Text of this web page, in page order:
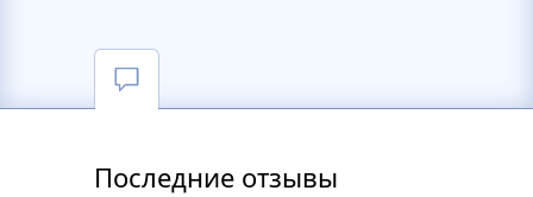
Последние отзывы